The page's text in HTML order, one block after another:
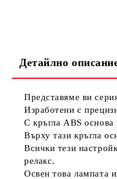
Детайлно
Представяме ви
Изработени с
С кръгла ABS
Върху тази кръгла
Всички тези
релакс.
Освен това лампата